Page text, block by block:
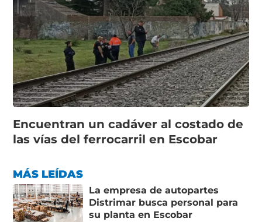
Encuentran un cadáver al costado de
las vías del ferrocarril en Escobar
MÁS LEÍDAS
La empresa de autopartes
Distrimar busca personal para
su planta en Escobar